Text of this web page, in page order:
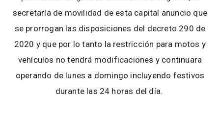
secretaría de movilidad de esta capital anuncio que
se prorrogan las disposiciones del decreto 290 de
2020 y que por lo tanto la restricción para motos y
vehículos no tendrá modificaciones y continuara
operando de lunes a domingo incluyendo festivos
durante las 24 horas del día.